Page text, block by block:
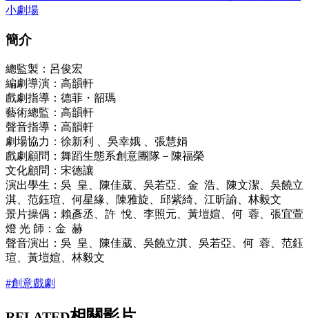
小劇場
簡介
總監製：呂俊宏
編劇導演：高韻軒
戲劇指導：德菲・韶瑪
藝術總監：高韻軒
聲音指導：高韻軒
劇場協力：徐新利 、吳幸娥 、張慧娟
戲劇顧問：舞蹈生態系創意團隊－陳福榮
文化顧問：宋德讓
演出學生：吳 皇、陳佳葳、吳若亞、金 浩、陳文潔、吳饒立
淇、范鈺瑄、何星緣、陳雅旋、邱紫綺、江昕諭、林毅文
景片操偶：賴彥丞、許 悅、李照元、黃塏媗、何 蓉、張宜萱
燈 光 師：金 赫
聲音演出：吳 皇、陳佳葳、吳饒立淇、吳若亞、何 蓉、范鈺
瑄、黃塏媗、林毅文
#創意戲劇